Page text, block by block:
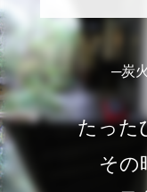
─炭
たった
その